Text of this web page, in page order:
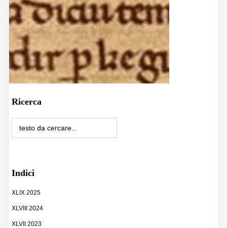
Ricerca
Indici
XLIX 2025
XLVIII 2024
XLVII 2023